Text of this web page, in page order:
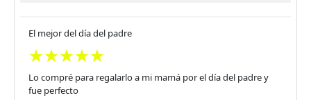
El mejor del día del padre
Lo compré para regalarlo a mi mamá por el día del padre y
fue perfecto